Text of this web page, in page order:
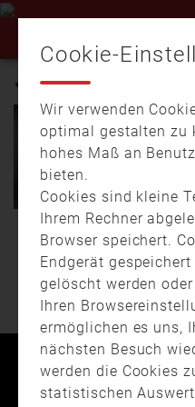
ISMANING
17.01. 16:51
01:45
Tiefgaragenbrand – PKW
brennt in Auffahrt und sorgt
für Feuerwehreinsatz
Schon wieder ist in
München ein Auto in
Flammen aufgegangen.
Die Feuerwehr …
Kontakt
Cookie-
Wir verwenden
optimal gestalten zu
hohes Maß an
bieten.
Cookies sind kleine
Ihrem Rechner
Browser speichert.
Endgerät
gelöscht werden
Ihren
ermöglichen es uns,
nächsten Besuch
werden die Cookies
statistischen